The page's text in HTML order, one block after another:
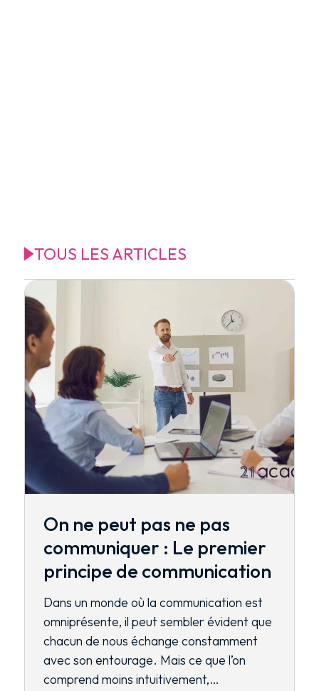
TOUS LES ARTICLES
On ne peut pas ne pas
communiquer : Le premier
principe de communication
Dans un monde où la communication est
omniprésente, il peut sembler évident que
chacun de nous échange constamment
avec son entourage. Mais ce que l’on
comprend moins intuitivement,…